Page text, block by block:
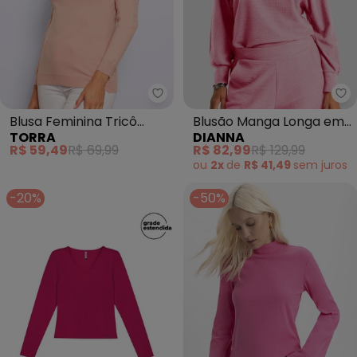
Torra - Blusa Feminina Tricô
Blusa Feminina Tricô
Manga Longa (Rosa)
TORRA
R$ 59,49R$ 69,99
Blusão Manga Longa em
Malhão Maquinetado
(Rosa)
DIANNA
R$ 82,99R$ 129,99
ou 2x de R$ 41,49 sem juros
-20% -50%